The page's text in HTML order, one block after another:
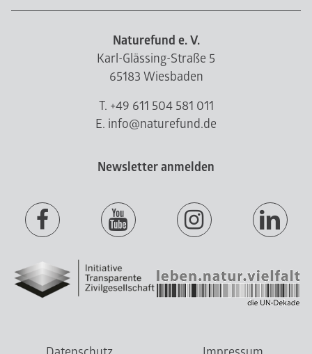
Naturefund e. V.
Karl-Glässing-Straße 5
65183 Wiesbaden
T. +49 611 504 581 011
E. info@naturefund.de
Newsletter anmelden